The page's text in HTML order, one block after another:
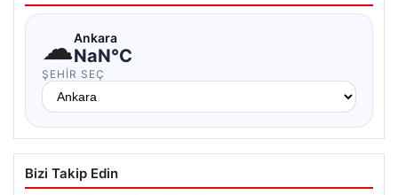
☁Ankara
NaN°C
ŞEHIR SEÇ
Bizi Takip Edin